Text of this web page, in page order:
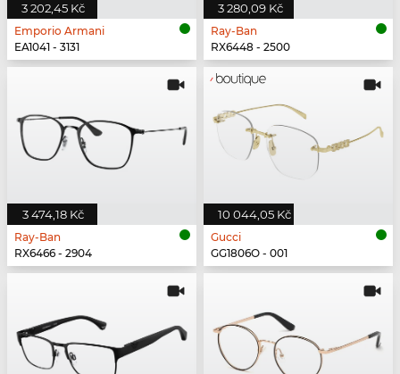
3 202,45 Kč
Emporio Armani
EA1041 - 3131
3 280,09 Kč
Ray-Ban
RX6448 - 2500
3 474,18 Kč
Ray-Ban
RX6466 - 2904
10 044,05 Kč
Gucci
GG1806O - 001